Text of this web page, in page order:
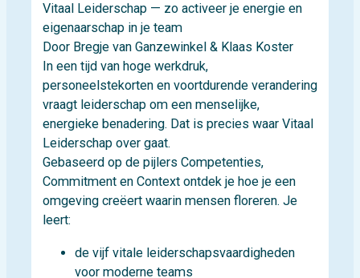
Vitaal Leiderschap — zo activeer je energie en
eigenaarschap in je team
Door Bregje van Ganzewinkel & Klaas Koster
In een tijd van hoge werkdruk,
personeelstekorten en voortdurende verandering
vraagt leiderschap om een menselijke,
energieke benadering. Dat is precies waar Vitaal
Leiderschap over gaat.
Gebaseerd op de pijlers Competenties,
Commitment en Context ontdek je hoe je een
omgeving creëert waarin mensen floreren. Je
leert:
de vijf vitale leiderschapsvaardigheden
voor moderne teams